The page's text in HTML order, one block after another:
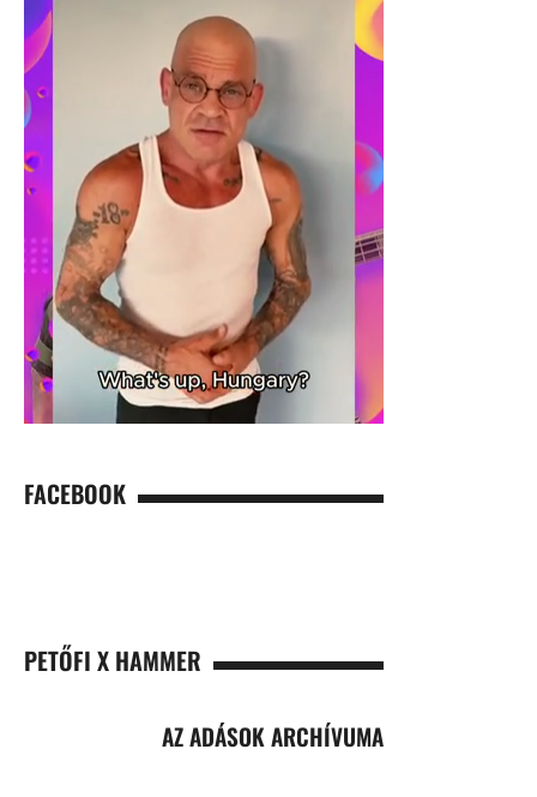
FACEBOOK
PETŐFI X HAMMER
AZ ADÁSOK ARCHÍVUMA